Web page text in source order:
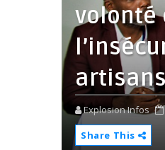
volonté
Explosion Infos
Share This